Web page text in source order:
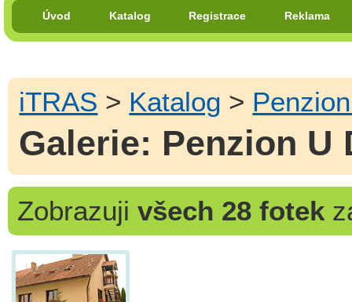
Úvod Katalog Registrace Reklama
iTRAS > Katalog >
Galerie: Penzion U
Zobrazuji všech 28 fotek